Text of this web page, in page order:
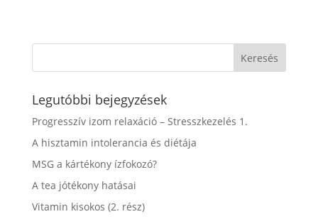
Legutóbbi bejegyzések
Progresszív izom relaxáció – Stresszkezelés 1.
A hisztamin intolerancia és diétája
MSG a kártékony ízfokozó?
A tea jótékony hatásai
Vitamin kisokos (2. rész)